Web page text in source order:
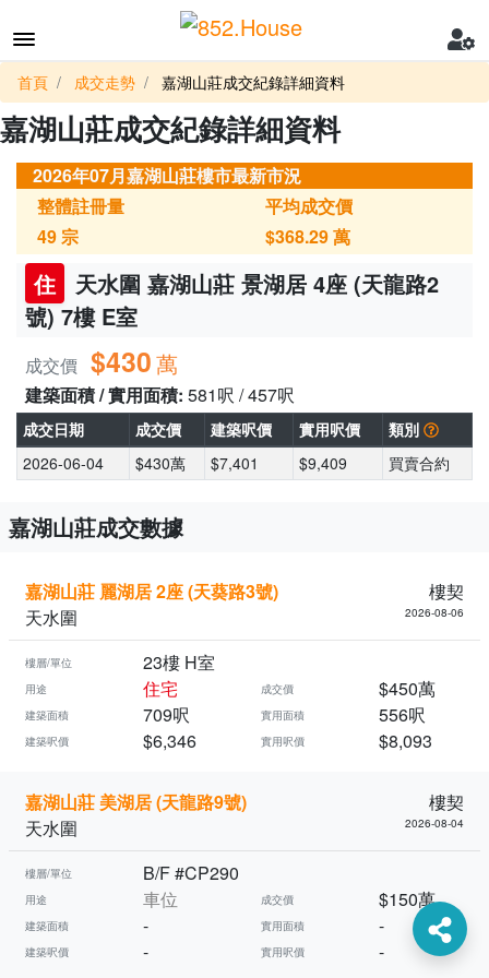
首頁 成交走勢 嘉湖山莊成交紀錄詳細資料
嘉湖山莊成交紀錄詳細資料
2026年07月嘉湖山莊樓市最新市況
整體註冊量
49宗
平均成交價
$368.29萬
住
天水圍 嘉湖山莊 景湖居 4座 (天龍路2
號) 7樓 E室
成交價 $430萬
建築面積 / 實用面積: 581呎 / 457呎
成交日期 成交價 建築呎價 實用呎價
類別
2026-06-04
$430萬 $7,401 $9,409 買賣合約
嘉湖山莊成交數據
嘉湖山莊 麗湖居 2座 (天葵路3號)
樓契
天水圍
2026-08-06
樓層/單位 23樓 H室
用途 住宅 成交價 $450萬
建築面積 709呎 實用面積 556呎
建築呎價 $6,346 實用呎價 $8,093
嘉湖山莊 美湖居 (天龍路9號)
樓契
天水圍
2026-08-04
樓層/單位 B/F #CP290
用途 車位 成交價 $150萬
建築面積 - 實用面積 -
建築呎價 - 實用呎價 -